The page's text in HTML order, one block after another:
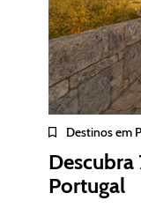
Destinos em
Descubra
Portugal